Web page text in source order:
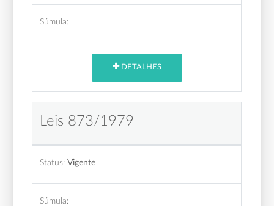
Súmula:
DETALHES
Leis 873/1979
Status: Vigente
Súmula: